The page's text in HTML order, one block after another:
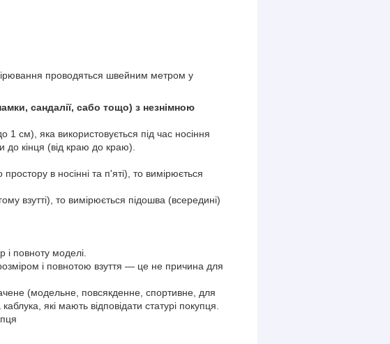
проводяться швейним метром у
сандалії, сабо тощо) з незнімною
1 см), яка використовується під час носіння
до кінця (від краю до краю).
в носінні та п'яті), то вимірюється
взутті), то вимірюється підошва (всередині)
і повноту моделі.
і повнотою взуття — це не причина для
(модельне, повсякденне, спортивне, для
які мають відповідати статурі покупця.